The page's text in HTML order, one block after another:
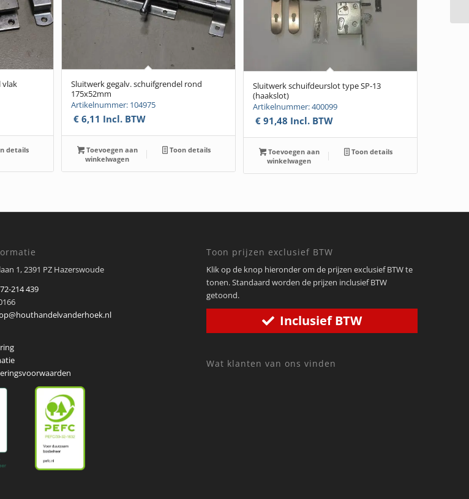
vlak
details
Sluitwerk gegalv. schuifgrendel rond
175x52mm
Artikelnummer: 104975
€6,11 Incl. BTW
Toevoegen aan
winkelwagen
Toon details
Sluitwerk schuifdeurslot type SP-13
(haakslot)
Artikelnummer: 400099
€91,48 Incl. BTW
Toevoegen aan
winkelwagen
Toon details
1, 2391 PZ Hazerswoude
214 439
Toon prijzen exclusief BTW
Klik op de knop hieronder om de prijzen exclusief BTW te
tonen. Standaard worden de prijzen inclusief BTW
getoond.
Inclusief BTW
Wat klanten van ons vinden